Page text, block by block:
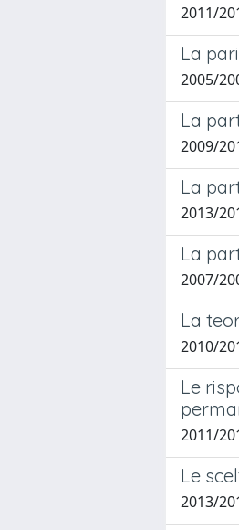
2011/
La
2005/
La
2009/
La
2013/
La
2007/
La
2010/
Le
2011/
Le
2013/